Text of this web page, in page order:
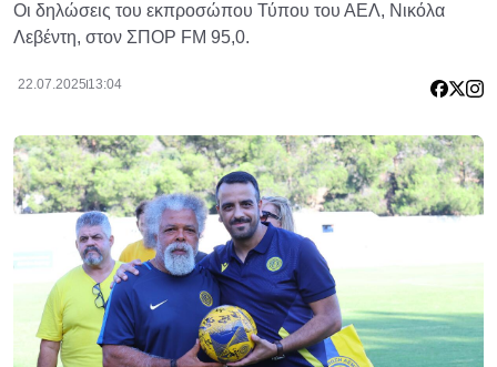
Οι δηλώσεις του εκπροσώπου Τύπου του ΑΕΛ, Νικόλα
Λεβέντη, στον ΣΠΟΡ FM 95,0.
22.07.2025 13:04